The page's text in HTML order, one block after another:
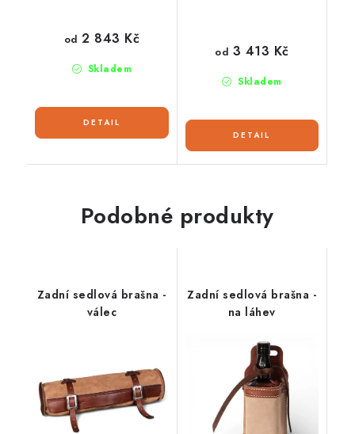
Skladem
od 2 843 Kč
Skladem
od 3 413 Kč
Podobné produkty
Zadní sedlová brašna -
válec
Zadní sedlová brašna -
na láhev